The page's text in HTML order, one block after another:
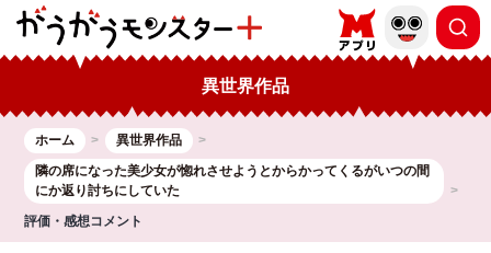
異世界作品
ホーム
異世界作品
隣の席になった美少女が惚れさせようとからかってくるがいつの間
にか返り討ちにしていた
評価・感想コメント